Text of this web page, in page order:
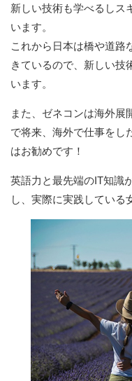
新しい技術も学べるしス
います。
これから日本は橋や道路
きているので、新しい技
います。
また、ゼネコンは海外展
で将来、海外で仕事をし
はお勧めです！
英語力と最先端のIT知識
し、実際に実践している